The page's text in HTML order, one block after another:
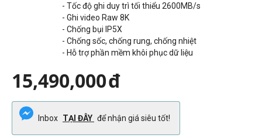
- Tốc độ ghi duy trì tối thiểu 2600MB/s
- Ghi video Raw 8K
- Chống bụi IP5X
- Chống sốc, chống rung, chống nhiệt
- Hỗ trợ phần mềm khôi phục dữ liệu
15,490,000đ
Inbox TẠI ĐÂY để nhận giá siêu tốt!